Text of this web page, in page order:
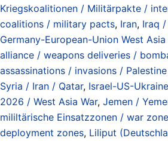
Kriegskoalitionen / Militärpakte /
coalitions / military pacts, Iran, Iraq
Germany-European-Union West
alliance / weapons deliveries /
assassinations / invasions /
Syria / Iran / Qatar, Israel-US-
2026 / West Asia War, Jemen /
mililtärische Einsatzzonen / war
deployment zones, Liliput